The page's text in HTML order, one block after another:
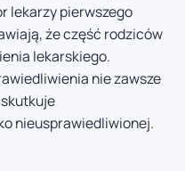
lekarzy pierwszego
że część rodziców
lekarskiego.
nie zawsze
nieusprawiedliwionej.